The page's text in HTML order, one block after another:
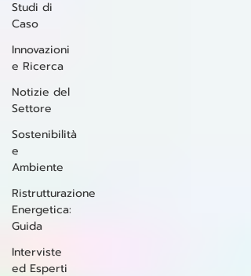
Studi di
Caso
Innovazioni
e Ricerca
Notizie del
Settore
Sostenibilità
e
Ambiente
Ristrutturazione
Energetica:
Guida
Interviste
ed Esperti